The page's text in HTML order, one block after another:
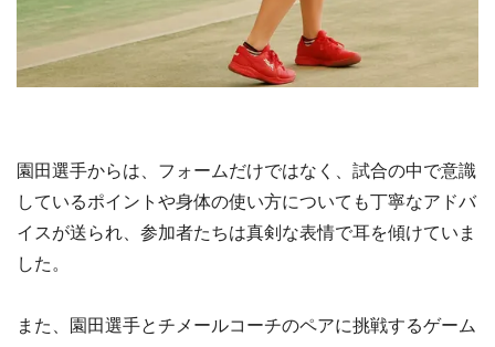
園田選手からは、フォームだけではなく、試合の中で意識
しているポイントや身体の使い方についても丁寧なアドバ
イスが送られ、参加者たちは真剣な表情で耳を傾けていま
した。
また、園田選手とチメールコーチのペアに挑戦するゲーム